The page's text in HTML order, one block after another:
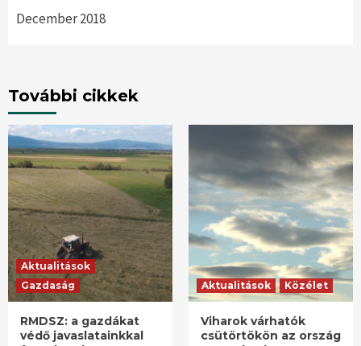
December 2018
További cikkek
Aktualitások
Gazdaság
RMDSZ: a gazdákat
védő javaslatainkkal
Aktualitások Közélet
Viharok várhatók
csütörtökön az ország